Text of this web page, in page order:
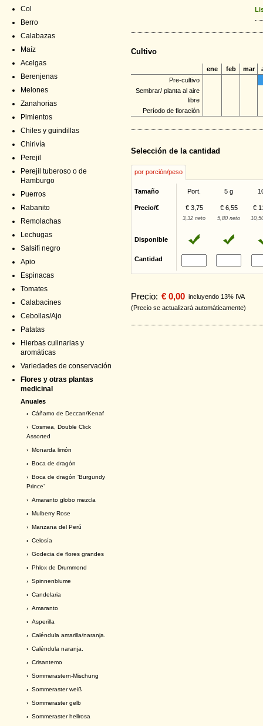
Col
Berro
Calabazas
Maíz
Acelgas
Berenjenas
Melones
Zanahorias
Pimientos
Chiles y guindillas
Chirivía
Perejil
Perejil tuberoso o de
Hamburgo
Puerros
Rabanito
Remolachas
Lechugas
Salsifí negro
Apio
Espinacas
Tomates
Calabacines
Cebollas/Ajo
Patatas
Hierbas culinarias y
aromáticas
Variedades de conservación
Flores y otras plantas
medicinal
Anuales
› Cáñamo de Deccan/Kenaf
› Cosmea, Double Click
Assorted
› Monarda limón
› Boca de dragón
› Boca de dragón ‘Burgundy
Prince’
› Amaranto globo mezcla
› Mulberry Rose
› Manzana del Perú
› Celosía
› Godecia de flores grandes
› Phlox de Drummond
› Spinnenblume
› Candelaria
› Amaranto
› Asperilla
› Caléndula amarilla/naranja.
› Caléndula naranja.
› Crisantemo
› Sommerastern-Mischung
› Sommeraster weiß
› Sommeraster gelb
› Sommeraster hellrosa
Cultivo
ene feb mar
Pre-cultivo
Sembrar/ planta al aire
libre
Período de floración
Selección de la cantidad
por porción/peso
Tamaño Port. 5 g
Precio/€ € 3,75 € 6,55 €
3,32 neto 5,80 neto
Disponible
Cantidad
Precio: € 0,00 incluyendo 13% IVA
(Precio se actualizará automáticamente)